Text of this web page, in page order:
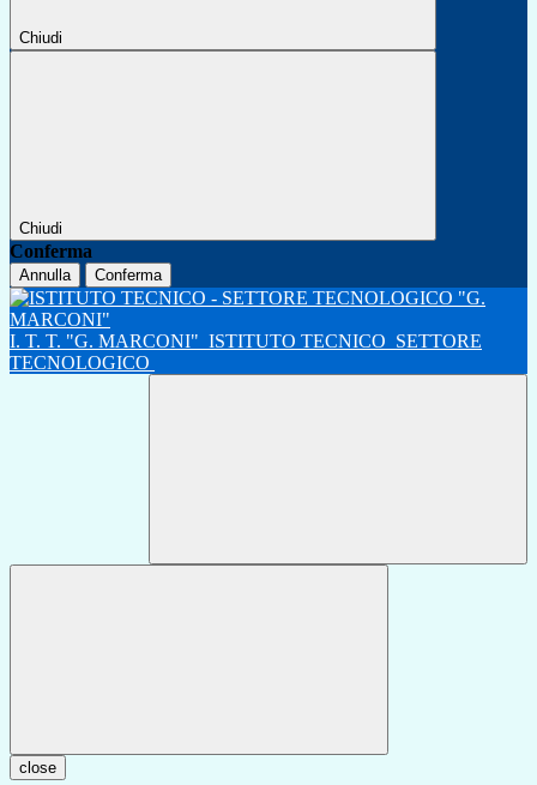
Chiudi
Chiudi
Conferma
Annulla Conferma
I. T. T. "G. MARCONI" ISTITUTO TECNICO SETTORE
TECNOLOGICO
close